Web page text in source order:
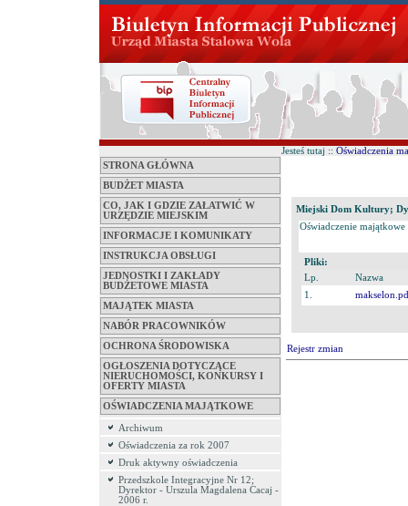
STRONA GŁÓWNA
BUDŻET MIASTA
CO, JAK I GDZIE ZAŁATWIĆ W
URZĘDZIE MIEJSKIM
INFORMACJE I KOMUNIKATY
INSTRUKCJA OBSŁUGI
JEDNOSTKI I ZAKŁADY
BUDŻETOWE MIASTA
MAJĄTEK MIASTA
NABÓR PRACOWNIKÓW
OCHRONA ŚRODOWISKA
OGŁOSZENIA DOTYCZĄCE
NIERUCHOMOŚCI, KONKURSY I
OFERTY MIASTA
OŚWIADCZENIA MAJĄTKOWE
Archiwum
Oświadczenia za rok 2007
Druk aktywny oświadczenia
Przedszkole Integracyjne Nr 12;
Dyrektor - Urszula Magdalena Cacaj -
2006 r.
Jesteś tutaj :: Oświadczenia
Miejski Dom Kultury;
Oświadczenie
Pliki:
Lp.
Nazwa
1.
Rejestr zmian